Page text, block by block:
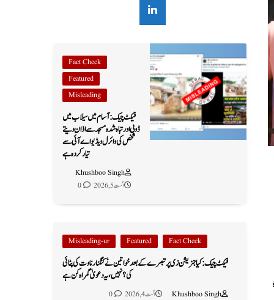
Fact Check
Featured
Misleading
فیکٹ چیک: آسام میں سیلاب میں
ڈوبی اور تباہ شدہ مسجد سے اذان دیتے
شخص کی وائرل ویڈیو اے آئی سے
تیار کردہ ہے
Khushboo Singh
اگست 5, 2026
0
Fact Check
Featured
Misleading-ur
فیکٹ چیک: کیا جنریشن زی پر تبصرے کے بعد خواتین نے کنگنا رناوت کی پٹائی
کی؟ نہیں، یہ دعویٰ گمراہ کن ہے
Khushboo Singh اگست 4, 2026 0